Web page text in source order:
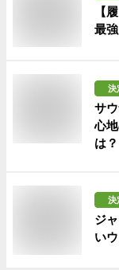
【
最
決
サ
心
は？
決
ジ
い